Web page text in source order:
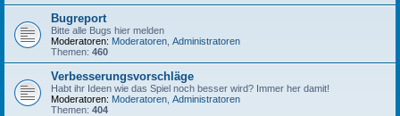
Bugreport
Bitte alle Bugs hier melden
Moderatoren: Moderatoren Administratoren
Themen: 460
Verbesserungsvorschläge
Habt ihr Ideen wie das Spiel noch besser wird? Immer her damit!
Moderatoren: Moderatoren Administratoren
Themen: 404